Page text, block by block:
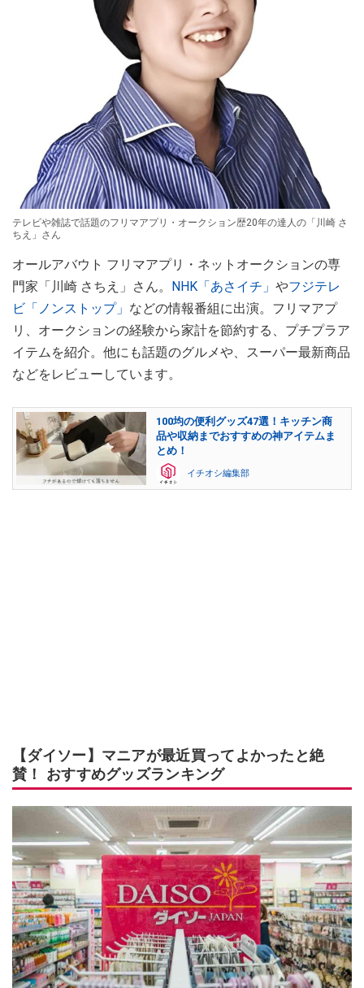
テレビや雑誌で話題のフリマアプリ・オークション歴20年の達人の「川崎 さ
ちえ」さん
オールアバウト フリマアプリ・ネットオークションの専
門家「川崎 さちえ」さん。 NHK「あさイチ」 やフジテレ
ビ「ノンストップ」 などの情報番組に出演。フリマアプ
リ、オークションの経験から家計を節約する、プチプラア
イテムを紹介。他にも話題のグルメや、スーパー最新商品
などをレビューしています。
100均の便利グッズ47選！キッチン商
品や収納までおすすめの神アイテムま
とめ！
イチオシ編集部
【ダイソー】マニアが最近買ってよかったと絶
賛！ おすすめグッズランキング